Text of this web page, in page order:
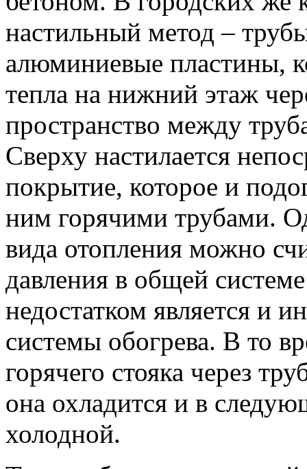
настильный метод –
алюминиевые пластины,
тепла на нижний этаж
пространство между
Сверху настилается
покрытие, которое и
ним горячими трубами.
вида отопления можно
давления в общей
недостатком является и
системы обогрева. В то
горячего стояка через
она охладится и в
холодной.